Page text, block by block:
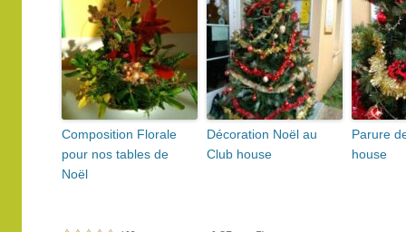
Composition Florale
pour nos tables de
Noël
Décoration Noël au
Club house
Parure
house